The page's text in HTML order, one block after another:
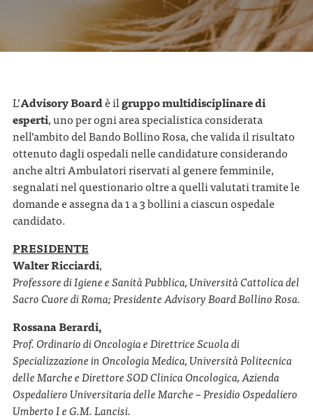
CHI SIAMO
L’Advisory Boardè ilgruppo multidisciplinare di
esperti, uno per ogni area specialistica considerata
nell’ambito del Bando Bollino Rosa, che valida il risultato
ottenuto dagli ospedali nelle candidature considerando
anche altri Ambulatori riservati al genere femminile,
segnalati nel questionario oltre a quelli valutati tramite le
domande e assegna da 1 a 3 bollini a ciascun ospedale
candidato.
PRESIDENTE
Walter Ricciardi,
Professore di Igiene e Sanità Pubblica, Università Cattolica del
Sacro Cuore di Roma; PresidenteAdvisoryBoard Bollino Rosa.
Rossana Berardi,
Prof. Ordinario di Oncologia e Direttrice Scuola di
Specializzazione in Oncologia Medica, Università Politecnica
delle Marche e Direttore SOD Clinica Oncologica, Azienda
Ospedaliero Universitaria delle Marche – Presidio Ospedaliero
Umberto I e G.M. Lancisi.